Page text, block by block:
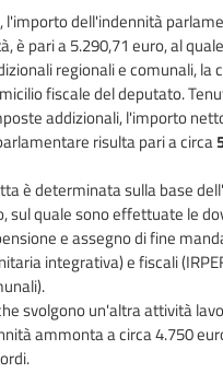
l'importo dell'indennità
è pari a 5.290,71 euro, al
regionali e comunali, la
fiscale del deputato.
addizionali, l'importo
risulta pari a circa
è determinata sulla base
sul quale sono effettuate le
e assegno di fine
integrativa) e fiscali
svolgono un'altra attività
ammonta a circa 4.750